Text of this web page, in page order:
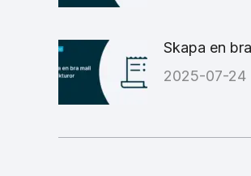
Skapa en
2025-07-24